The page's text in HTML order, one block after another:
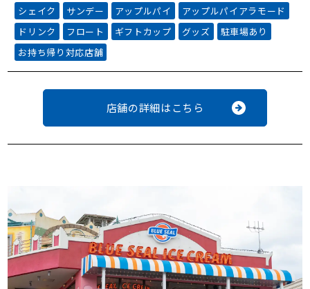
シェイク
サンデー アップルパイ
アップルパイアラモード
ドリンク
フロート ギフトカップ グッズ
駐車場あり
お持ち帰り対応店舗
店舗の詳細はこちら